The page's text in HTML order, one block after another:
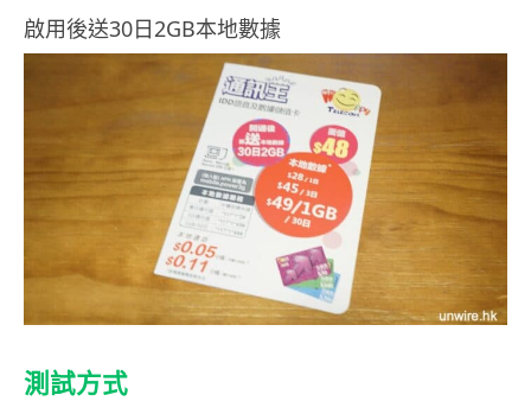
啟用後送30日2GB本地數據
測試方式